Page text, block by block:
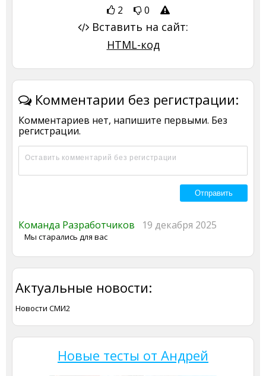
2 0
Вставить на сайт:
HTML-код
Комментарии без регистрации:
Комментариев нет, напишите первыми. Без
регистрации.
Команда Разработчиков 19 декабря 2025
Мы старались для вас
Актуальные новости:
Новости СМИ2
Новые тесты от Андрей